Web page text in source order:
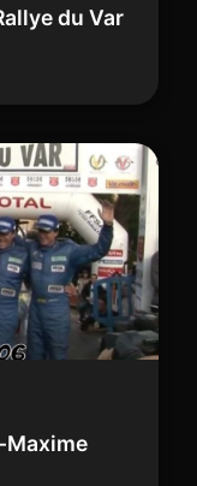
du Var
Maxime